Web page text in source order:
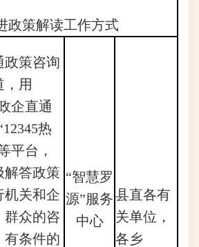
政策解读工作方式
政策咨询
，用
企直通
热
平台，
解答政策
机关和企
群众的咨
有条件的
“智慧罗
源”服务
中心
县直各有
关单位，
各乡